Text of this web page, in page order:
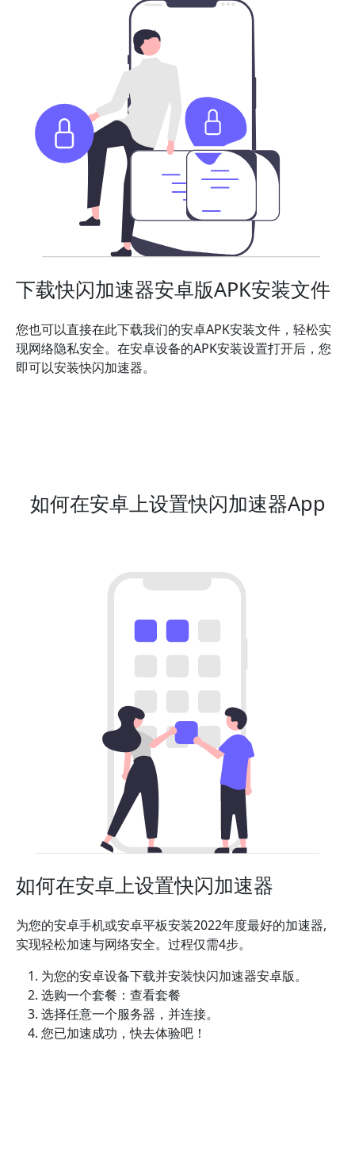
下载快闪加速器安卓版APK安装文件
您也可以直接在此下载我们的安卓APK安装文件，轻松实
现网络隐私安全。在安卓设备的APK安装设置打开后，您
即可以安装快闪加速器。
如何在安卓上设置快闪加速器App
如何在安卓上设置快闪加速器
为您的安卓手机或安卓平板安装2022年度最好的加速器,
实现轻松加速与网络安全。过程仅需4步。
为您的安卓设备下载并安装快闪加速器安卓版。
选购一个套餐：查看套餐
选择任意一个服务器，并连接。
您已加速成功，快去体验吧！